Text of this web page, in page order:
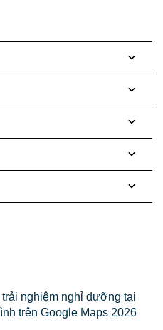
nghiệm nghỉ dưỡng tại
trên Google Maps 2026